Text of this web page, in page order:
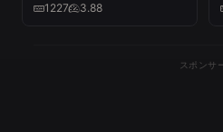
1227 3.88
スポンサ